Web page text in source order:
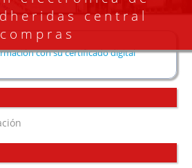
central
compras
con su certificado digital